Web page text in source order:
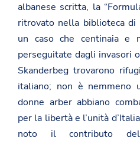
albanese scritta, la
ritrovato nella biblioteca di
un caso che centinaia e
perseguitate dagli invasori
Skanderbeg trovarono
italiano; non è nemmeno
donne arber abbiano
per la libertà e l’unità
noto il contributo